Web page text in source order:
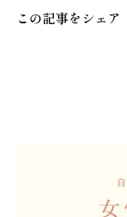
この記事をシェア